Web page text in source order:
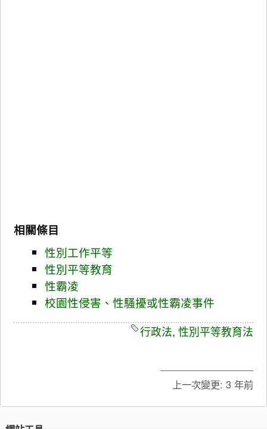
相關條目
性別工作平等
性別平等教育
性霸凌
校園性侵害、性騷擾或性霸凌事件
行政法, 性別平等教育法
上一次變更: 3 年前